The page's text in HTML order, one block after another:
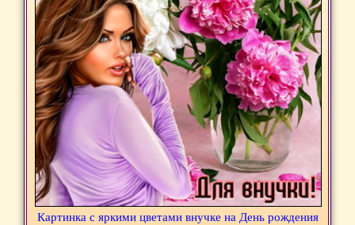
Картинка с яркими цветами внучке на День рождения